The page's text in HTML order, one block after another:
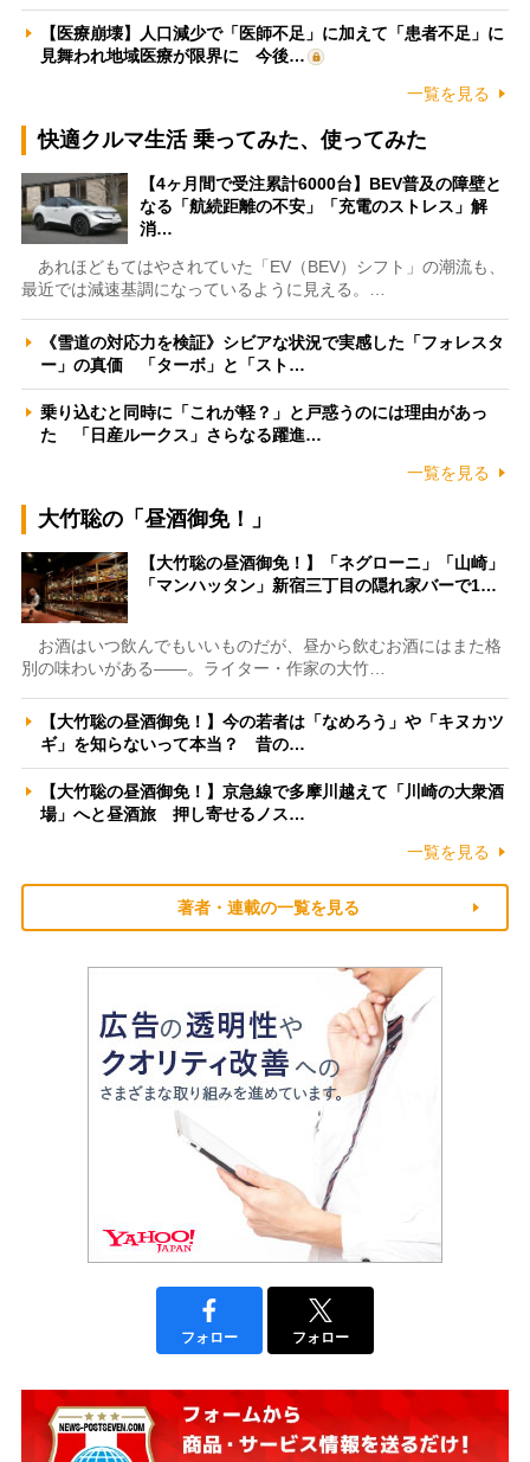
【医療崩壊】人口減少で「医師不足」に加えて「患者不足」に
見舞われ地域医療が限界に 今後…
一覧を見る
快適クルマ生活 乗ってみた、使ってみた
【4ヶ月間で受注累計6000台】BEV普及の障壁と
なる「航続距離の不安」「充電のストレス」解
消…
あれほどもてはやされていた「EV（BEV）シフト」の潮流も、
最近では減速基調になっているように見える。…
《雪道の対応力を検証》シビアな状況で実感した「フォレスタ
ー」の真価 「ターボ」と「スト…
乗り込むと同時に「これが軽？」と戸惑うのには理由があっ
た 「日産ルークス」さらなる躍進…
一覧を見る
大竹聡の「昼酒御免！」
【大竹聡の昼酒御免！】「ネグローニ」「山崎」
「マンハッタン」新宿三丁目の隠れ家バーで1…
お酒はいつ飲んでもいいものだが、昼から飲むお酒にはまた格
別の味わいがある――。ライター・作家の大竹…
【大竹聡の昼酒御免！】今の若者は「なめろう」や「キヌカツ
ギ」を知らないって本当？ 昔の…
【大竹聡の昼酒御免！】京急線で多摩川越えて「川崎の大衆酒
場」へと昼酒旅 押し寄せるノス…
一覧を見る
著者・連載の一覧を見る
フォロー フォロー